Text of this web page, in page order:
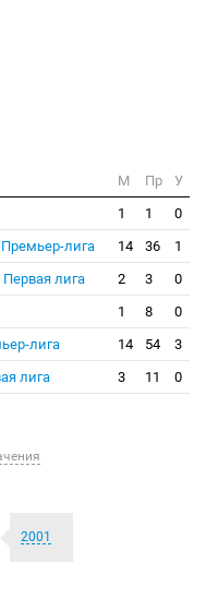
М Пр
У
1 1
0
лига 14 36
1
лига 2 3
0
1 8
0
лига 14 54
3
лига 3 11 0
2001